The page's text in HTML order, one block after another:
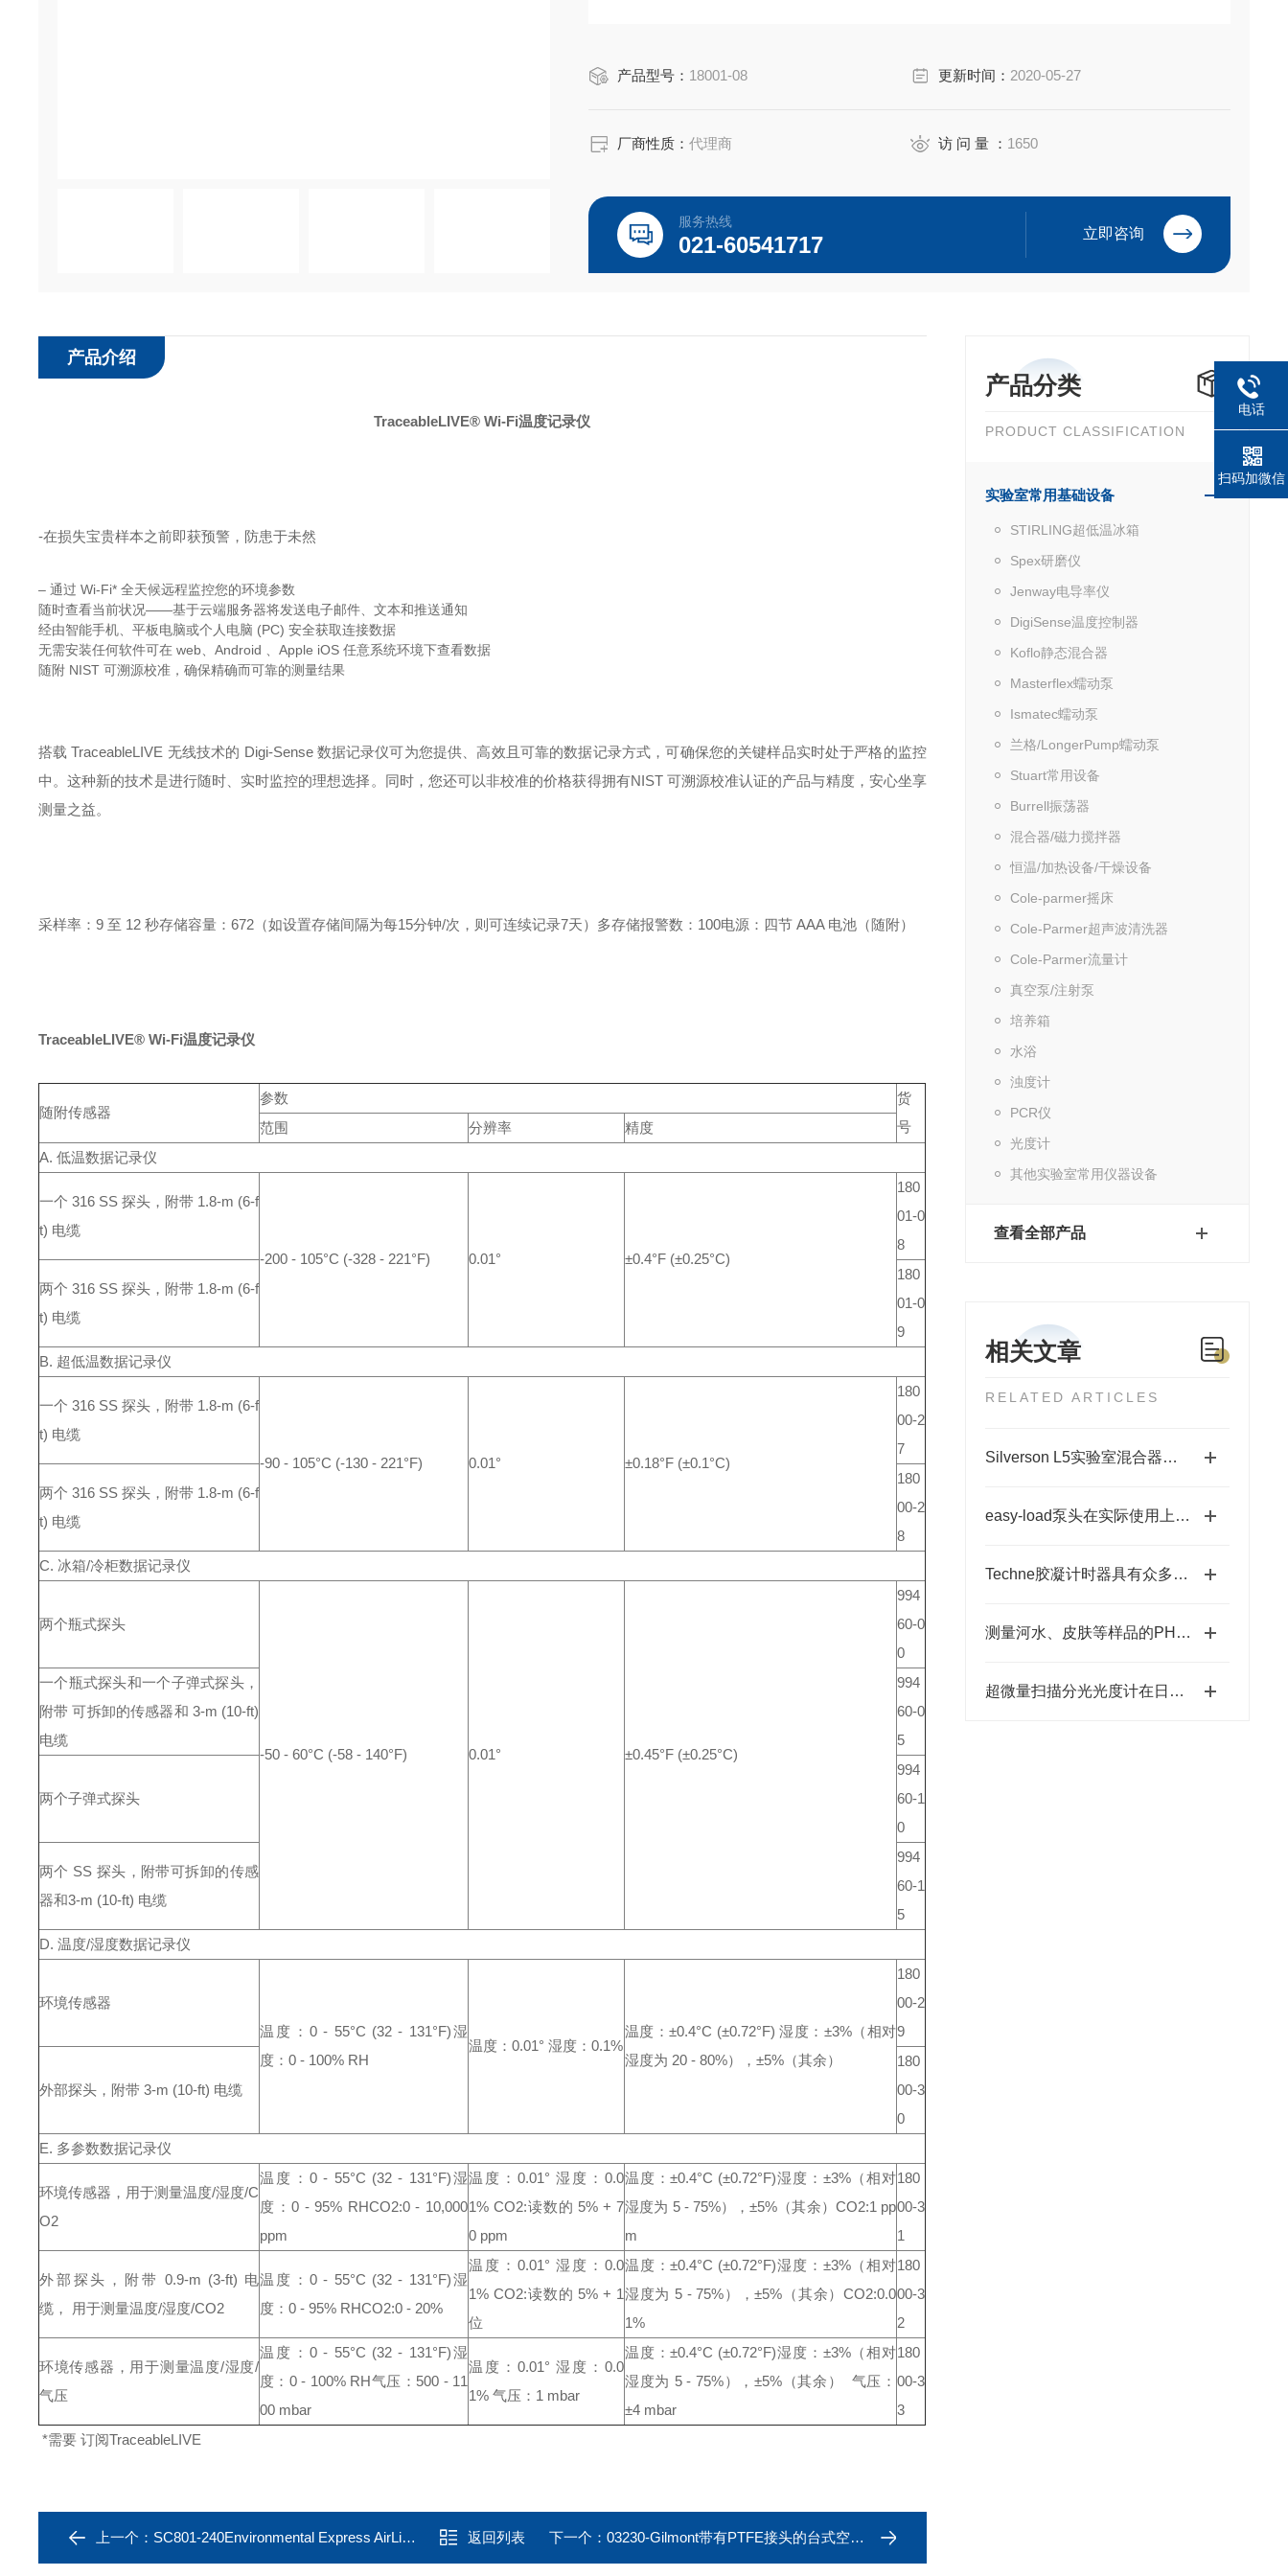
产品型号： 18001-08 更新时间： 2020-05-27
厂商性质：代理商 访 问 量 ： 1650
服务热线
021-60541717 立即咨询
产品分类
PRODUCT CLASSIFICATION
实验室常用基础设备
STIRLING超低温冰箱
Spex研磨仪
Jenway电导率仪
DigiSense温度控制器
Koflo静态混合器
Masterflex蠕动泵
Ismatec蠕动泵
兰格/LongerPump蠕动泵
Stuart常用设备
Burrell振荡器
混合器/磁力搅拌器
恒温/加热设备/干燥设备
Cole-parmer摇床
Cole-Parmer超声波清洗器
Cole-Parmer流量计
真空泵/注射泵
培养箱
水浴
浊度计
PCR仪
光度计
其他实验室常用仪器设备
查看全部产品
相关文章
RELATED ARTICLES
Silverson L5实验室混合器是如何运行的？
easy-load泵头在实际使用上具有哪些特点？
Techne胶凝计时器具有众多特点，你知道多少？
测量河水、皮肤等样品的PH时电极的选择
超微量扫描分光光度计在日常使用中的注意事项
产品介绍
TraceableLIVE® Wi-Fi温度记录仪
-在损失宝贵样本之前即获预警，防患于未然
– 通过 Wi-Fi* 全天候远程监控您的环境参数
随时查看当前状况——基于云端服务器将发送电子邮件、文本和推送通知
经由智能手机、平板电脑或个人电脑 (PC) 安全获取连接数据
无需安装任何软件可在 web、Android 、Apple iOS 任意系统环境下查看数据
随附 NIST 可溯源校准，确保精确而可靠的测量结果
搭载 TraceableLIVE 无线技术的 Digi-Sense 数据记录仪可为您提供、高效且可靠的数据记录方式，可确保您的关键样品实时处于严格的监控
中。这种新的技术是进行随时、实时监控的理想选择。同时，您还可以非校准的价格获得拥有NIST 可溯源校准认证的产品与精度，安心坐享
测量之益。
采样率：9 至 12 秒存储容量：672（如设置存储间隔为每15分钟/次，则可连续记录7天） 多存储报警数：100电源：四节 AAA 电池（随附）
TraceableLIVE® Wi-Fi温度记录仪
随附传感器
参数
货
号
范围 分辨率
精度
A. 低温数据记录仪
一个 316 SS 探头，附带 1.8-m (6-f
t) 电缆
-200 - 105°C (-328 - 221°F)
0.01° ±0.4°F (±0.25°C)
180
01-0
8
两个 316 SS 探头，附带 1.8-m (6-f
t) 电缆
180
01-0
9
B. 超低温数据记录仪
一个 316 SS 探头，附带 1.8-m (6-f
t) 电缆
-90 - 105°C (-130 - 221°F)
0.01° ±0.18°F (±0.1°C)
180
00-2
7
两个 316 SS 探头，附带 1.8-m (6-f
t) 电缆
180
00-2
8
C. 冰箱/冷柜数据记录仪
两个瓶式探头
-50 - 60°C (-58 - 140°F) 0.01° ±0.45°F (±0.25°C)
994
60-0
0
一个瓶式探头和一个子弹式探头，
附带 可拆卸的传感器和 3-m (10-ft)
电缆
994
60-0
5
两个子弹式探头
994
60-1
0
两个 SS 探头，附带可拆卸的传感
器和3-m (10-ft) 电缆
994
60-1
5
D. 温度/湿度数据记录仪
环境传感器
温度：0 - 55°C (32 - 131°F)湿
度：0 - 100% RH
温度：0.01° 湿度：0.1%
温度：±0.4°C (±0.72°F) 湿度：±3%（相对
湿度为 20 - 80%），±5%（其余）
180
00-2
9
外部探头，附带 3-m (10-ft) 电缆
180
00-3
0
E. 多参数数据记录仪
环境传感器，用于测量温度/湿度/C
O2
温度：0 - 55°C (32 - 131°F)湿
度：0 - 95% RHCO2:0 - 10,000
ppm
温度：0.01° 湿度：0.0
1% CO2:读数的 5% + 7
0 ppm
温度：±0.4°C (±0.72°F)湿度：±3%（相对
湿度为 5 - 75%），±5%（其余） CO2:1 pp
m
180
00-3
1
外部探头，附带 0.9-m (3-ft) 电
缆， 用于测量温度/湿度/CO2
温度：0 - 55°C (32 - 131°F)湿
度：0 - 95% RHCO2:0 - 20%
温度：0.01° 湿度：0.0
1% CO2:读数的 5% + 1
位
温度：±0.4°C (±0.72°F)湿度：±3%（相对
湿度为 5 - 75%），±5%（其余） CO2:0.0
1%
180
00-3
2
环境传感器，用于测量温度/湿度/
气压
温度：0 - 55°C (32 - 131°F)湿
度：0 - 100% RH气压：500 - 11
00 mbar
温度：0.01° 湿度：0.0
1% 气压：1 mbar
温度：±0.4°C (±0.72°F)湿度：±3%（相对
湿度为 5 - 75%），±5% （其余） 气压：
±4 mbar
180
00-3
3
*需要 订阅TraceableLIVE
上一个： SC801-240Environmental Express AirLite台式保护罩 返回列表 下一个： 03230-Gilmont带有PTFE接头的台式空气-液体流量计
电话
扫码加微信